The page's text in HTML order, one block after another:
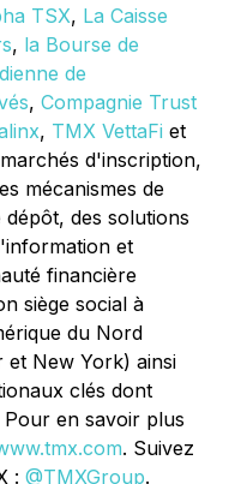
TSX, La Caisse
, la Bourse de
de
, Compagnie Trust
, TMX VettaFi et
d'inscription,
mécanismes de
des solutions
et
financière
siège social à
du Nord
et New York) ainsi
clés dont
en savoir plus
. Suivez
: @TMXGroup.